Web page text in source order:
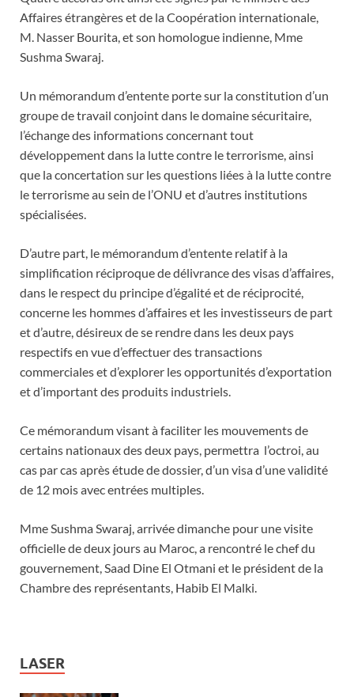
Affaires étrangères et de la Coopération internationale,
M. Nasser Bourita, et son homologue indienne, Mme
Sushma Swaraj.
Un mémorandum d’entente porte sur la constitution d’un
groupe de travail conjoint dans le domaine sécuritaire,
l’échange des informations concernant tout
développement dans la lutte contre le terrorisme, ainsi
que la concertation sur les questions liées à la lutte contre
le terrorisme au sein de l’ONU et d’autres institutions
spécialisées.
D’autre part, le mémorandum d’entente relatif à la
simplification réciproque de délivrance des visas d’affaires,
dans le respect du principe d’égalité et de réciprocité,
concerne les hommes d’affaires et les investisseurs de part
et d’autre, désireux de se rendre dans les deux pays
respectifs en vue d’effectuer des transactions
commerciales et d’explorer les opportunités d’exportation
et d’important des produits industriels.
Ce mémorandum visant à faciliter les mouvements de
certains nationaux des deux pays, permettra l’octroi, au
cas par cas après étude de dossier, d’un visa d’une validité
de 12 mois avec entrées multiples.
Mme Sushma Swaraj, arrivée dimanche pour une visite
officielle de deux jours au Maroc, a rencontré le chef du
gouvernement, Saad Dine El Otmani et le président de la
Chambre des représentants, Habib El Malki.
LASER